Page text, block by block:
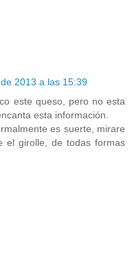
2013 a las 15:39
este queso, pero no esta
esta información.
es suerte, mirare
el girolle, de todas formas